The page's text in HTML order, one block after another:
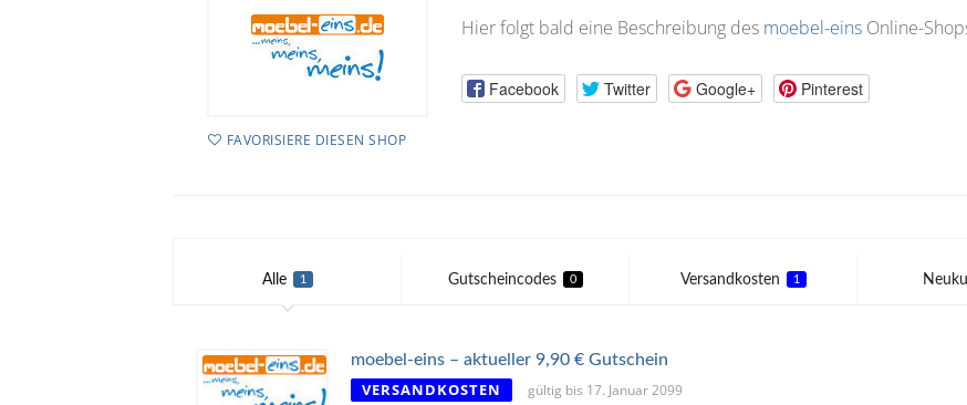
FAVORISIERE DIESEN SHOP
Hier folgt bald eine Beschreibung des moebel-eins Online-
Facebook Twitter Google+ Pinterest
Alle 1 Gutscheincodes 0 Versandkosten 1
moebel-eins – aktueller 9,90 € Gutschein
VERSANDKOSTEN gültig bis 17. Januar 2099